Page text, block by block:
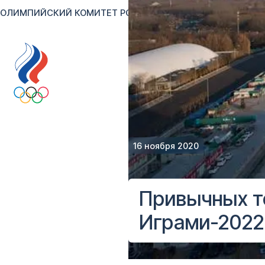
ОЛИМПИЙСКИЙ КОМИТЕТ РОССИИ RUEN Версия для
16 ноября 2020
Привычных
Играми-